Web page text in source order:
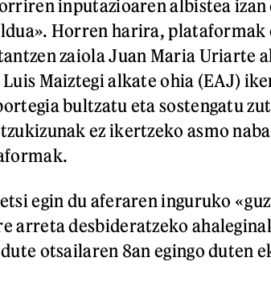
inputazioaren albistea
Horren harira, plataformak
zaiola Juan Maria Uriarte
Luis Maiztegi alkate ohia (EAJ)
bultzatu eta sostengatu
ez ikertzeko asmo
egin du aferaren inguruko
arreta desbideratzeko
otsailaren 8an egingo duten